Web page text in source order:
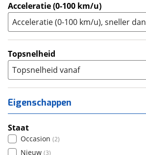
Acceleratie (0-100 km/u)
Acceleratie (0-100 km/u), sneller dan
Topsnelheid
Topsnelheid vanaf
Eigenschappen
Staat
Occasion (2)
Nieuw (3)